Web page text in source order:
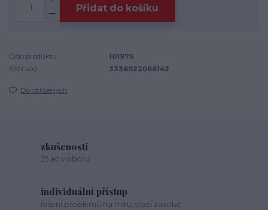
Přidat do košíku
Číslo produktu:
101975
EAN kód:
3336022066142
Do oblíbených
zkušenosti
25 let v oboru
individuální přístup
řešení problémů na míru, stačí zavolat